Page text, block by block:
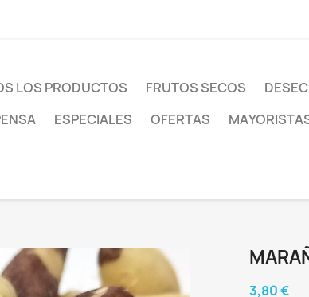
LOS PRODUCTOS FRUTOS SECOS
ESPECIALES OFERTAS
3,80 €